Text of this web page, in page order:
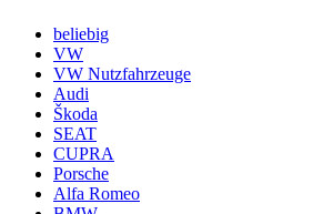
beliebig
VW
VW Nutzfahrzeuge
Audi
Škoda
SEAT
CUPRA
Porsche
Alfa Romeo